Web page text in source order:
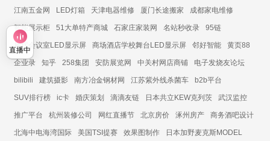
江南五金网 LED灯箱 天津电器维修 厦门长途搬家 成都家电维修
智能展示柜 51大单特产商城 石家庄家装网 名站秒收录 95链
展厅会议室LED显示屏 商场酒店学校舞台LED显示屏 邻好智能 黄页88
企业录 知乎 258集团 安防展览网 中关村网店商铺 电子发烧友论坛
bilibili 建筑摄影 南方冶金钢材网 江苏紫外线杀菌车 b2b平台
SUV排行榜 ic卡 婚庆策划 滴滴友链 日本共立KEW克列茨 武汉监控
推广平台 杭州装修公司 网红直播节 北京房价 涿州房产 商务酒吧设计
北海中电海湾国际 美国TSI提赛 效果图制作 日本加野麦克斯MODEL
直播中